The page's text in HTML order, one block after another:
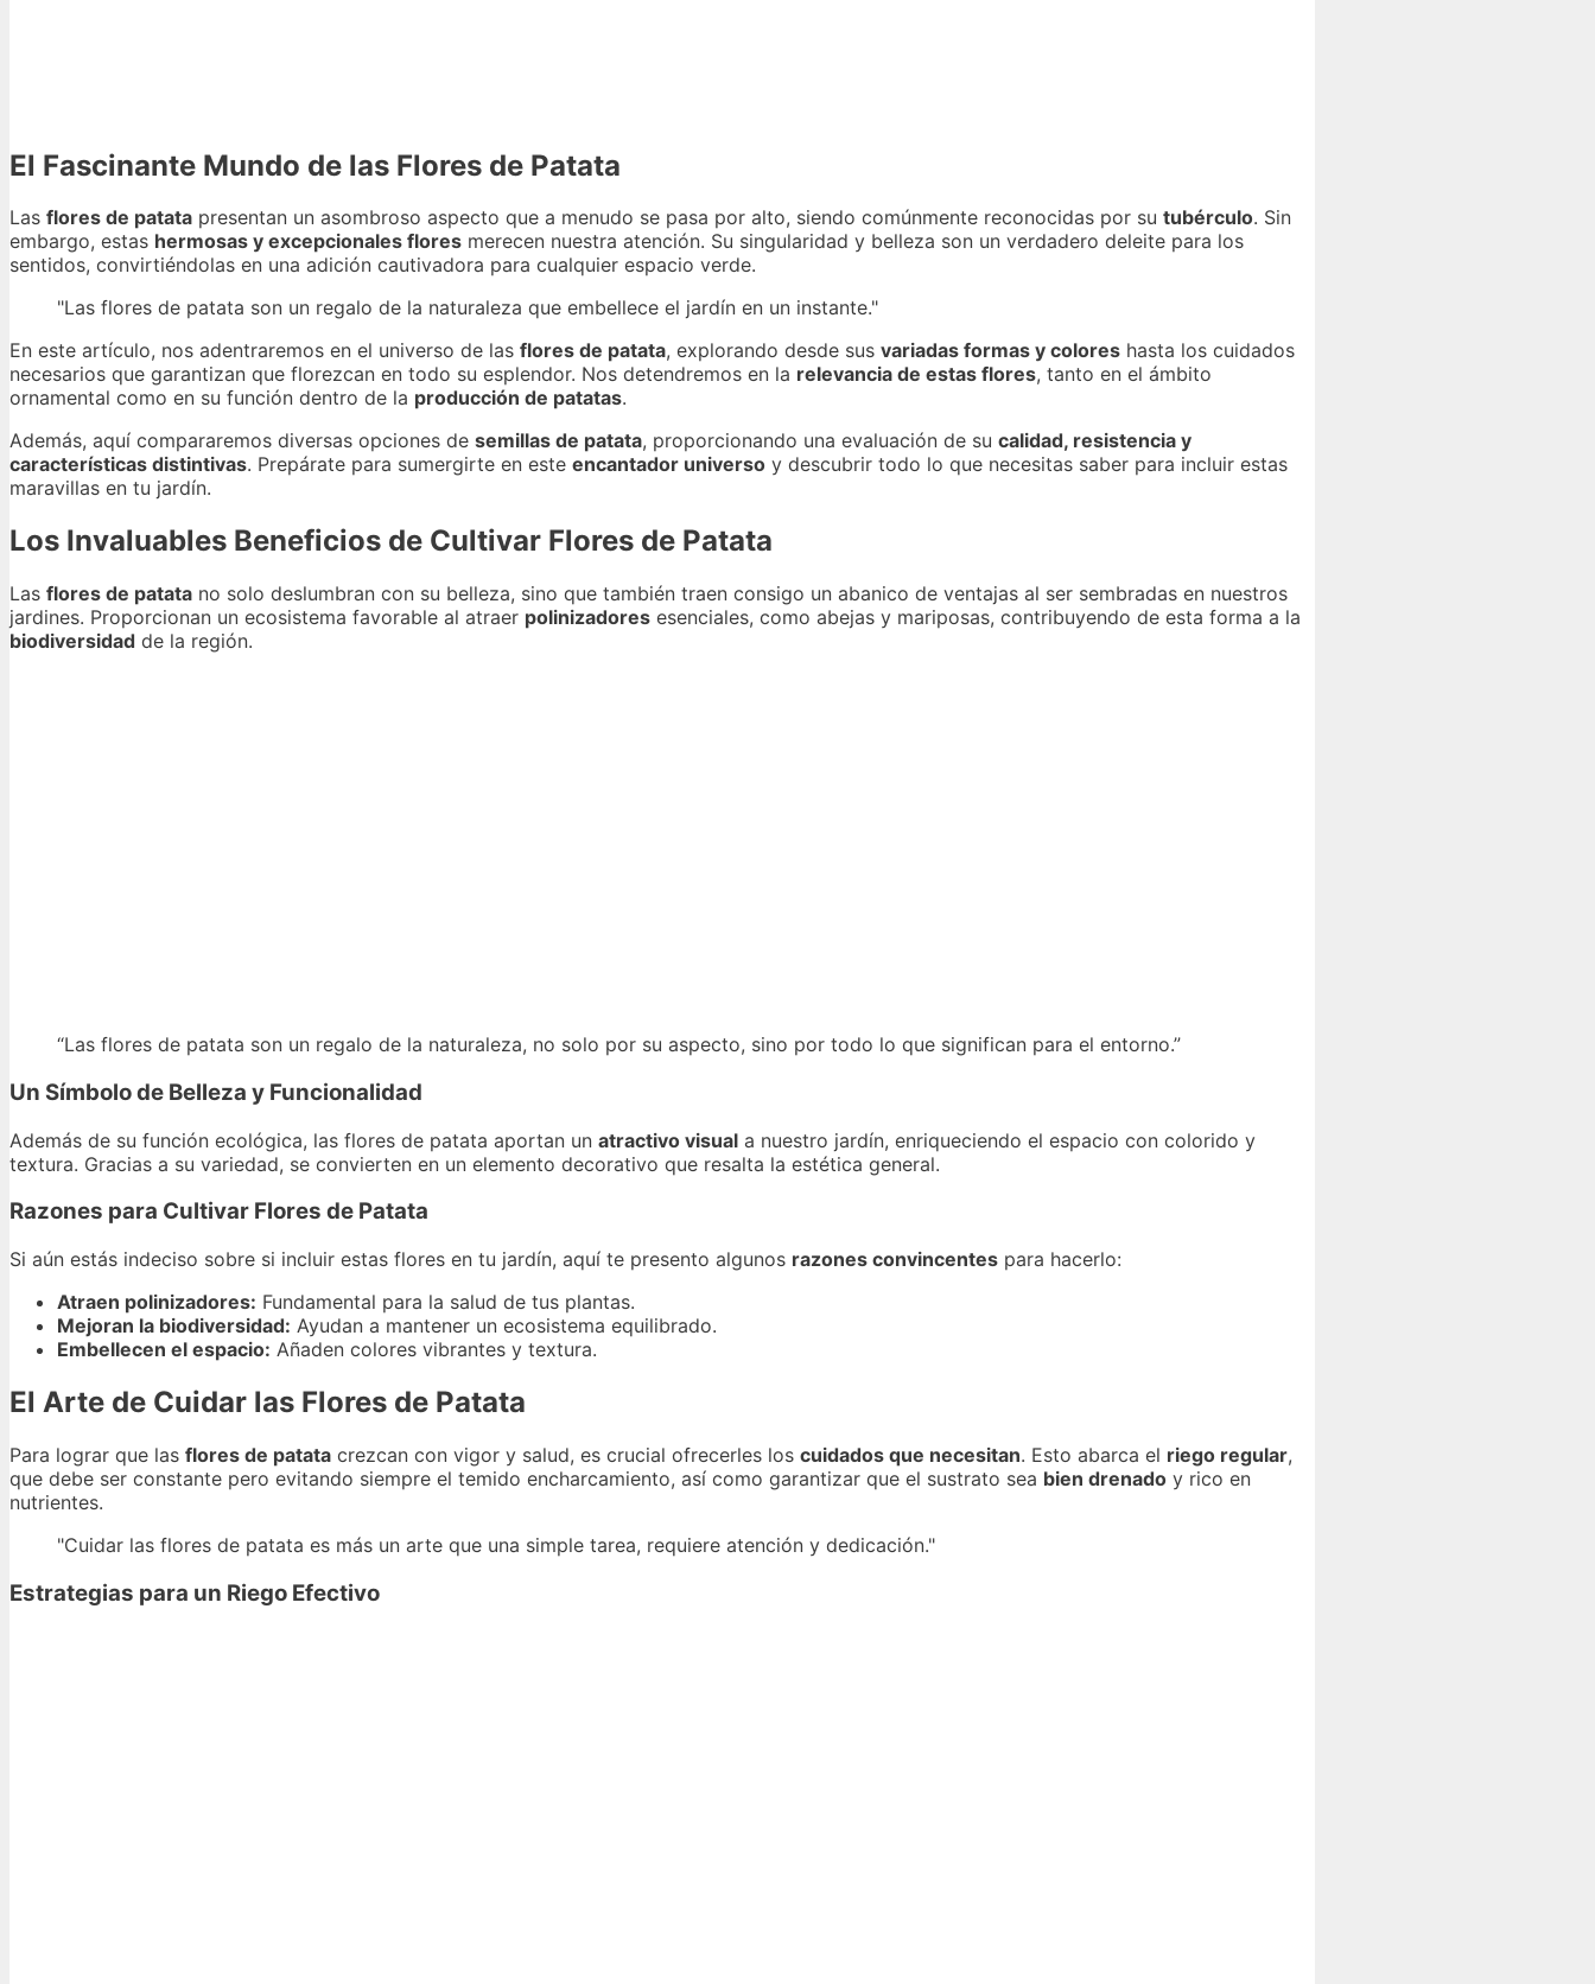
El Fascinante Mundo de las Flores de Patata
Las flores de patata presentan un asombroso aspecto que a menudo se pasa por alto, siendo comúnmente reconocidas por su tubérculo. Sin
embargo, estas hermosas y excepcionales flores merecen nuestra atención. Su singularidad y belleza son un verdadero deleite para los
sentidos, convirtiéndolas en una adición cautivadora para cualquier espacio verde.
"Las flores de patata son un regalo de la naturaleza que embellece el jardín en un instante."
En este artículo, nos adentraremos en el universo de las flores de patata, explorando desde sus variadas formas y colores hasta los cuidados
necesarios que garantizan que florezcan en todo su esplendor. Nos detendremos en la relevancia de estas flores, tanto en el ámbito
ornamental como en su función dentro de la producción de patatas.
Además, aquí compararemos diversas opciones de semillas de patata, proporcionando una evaluación de su calidad, resistencia y
características distintivas. Prepárate para sumergirte en este encantador universo y descubrir todo lo que necesitas saber para incluir estas
maravillas en tu jardín.
Los Invaluables Beneficios de Cultivar Flores de Patata
Las flores de patata no solo deslumbran con su belleza, sino que también traen consigo un abanico de ventajas al ser sembradas en nuestros
jardines. Proporcionan un ecosistema favorable al atraer polinizadores esenciales, como abejas y mariposas, contribuyendo de esta forma a la
biodiversidad de la región.
“Las flores de patata son un regalo de la naturaleza, no solo por su aspecto, sino por todo lo que significan para el entorno.”
Un Símbolo de Belleza y Funcionalidad
Además de su función ecológica, las flores de patata aportan un atractivo visual a nuestro jardín, enriqueciendo el espacio con colorido y
textura. Gracias a su variedad, se convierten en un elemento decorativo que resalta la estética general.
Razones para Cultivar Flores de Patata
Si aún estás indeciso sobre si incluir estas flores en tu jardín, aquí te presento algunos razones convincentes para hacerlo:
Atraen polinizadores: Fundamental para la salud de tus plantas.
Mejoran la biodiversidad: Ayudan a mantener un ecosistema equilibrado.
Embellecen el espacio: Añaden colores vibrantes y textura.
El Arte de Cuidar las Flores de Patata
Para lograr que las flores de patata crezcan con vigor y salud, es crucial ofrecerles los cuidados que necesitan. Esto abarca el riego regular,
que debe ser constante pero evitando siempre el temido encharcamiento, así como garantizar que el sustrato sea bien drenado y rico en
nutrientes.
"Cuidar las flores de patata es más un arte que una simple tarea, requiere atención y dedicación."
Estrategias para un Riego Efectivo